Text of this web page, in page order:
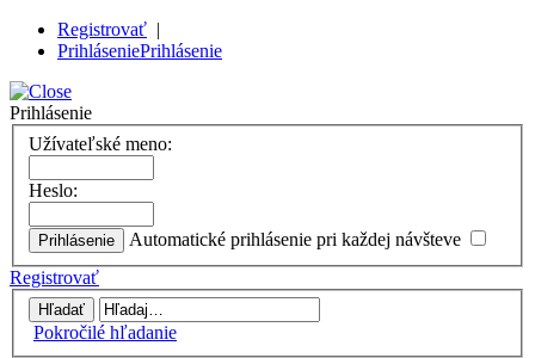
Registrovať |
PrihláseniePrihlásenie
Prihlásenie
Užívateľské meno:
Heslo:
Automatické prihlásenie pri každej návšteve
Registrovať
Pokročilé hľadanie